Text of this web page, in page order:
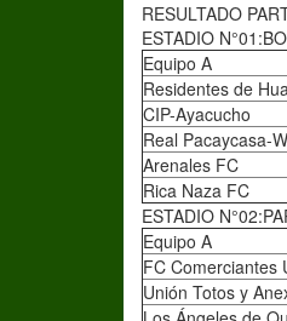
RESULTADO
ESTADIO
Equipo A
Residentes de
CIP-Ayacucho
Real Pacaycasa-
Arenales FC
Rica Naza FC
ESTADIO
Equipo A
FC Comerciantes
Unión Totos y